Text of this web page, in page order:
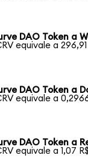
DAO Token a
equivale a
DAO Token a
equivale a
DAO Token a
equivale a 1,07 R$